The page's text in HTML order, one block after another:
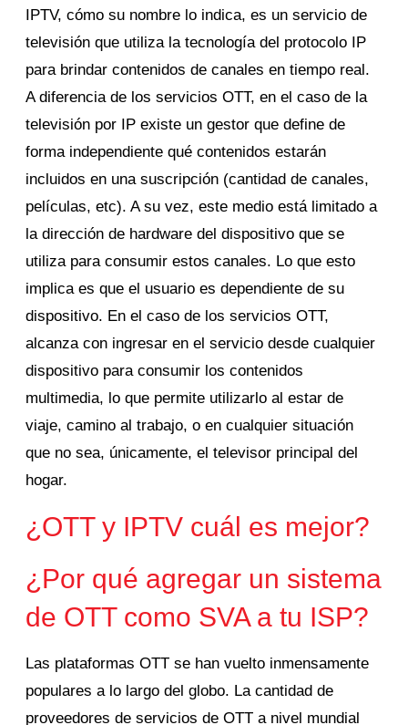
IPTV, cómo su nombre lo indica, es un servicio de
televisión que utiliza la tecnología del protocolo IP
para brindar contenidos de canales en tiempo real.
A diferencia de los servicios OTT, en el caso de la
televisión por IP existe un gestor que define de
forma independiente qué contenidos estarán
incluidos en una suscripción (cantidad de canales,
películas, etc). A su vez, este medio está limitado a
la dirección de hardware del dispositivo que se
utiliza para consumir estos canales. Lo que esto
implica es que el usuario es dependiente de su
dispositivo. En el caso de los servicios OTT,
alcanza con ingresar en el servicio desde cualquier
dispositivo para consumir los contenidos
multimedia, lo que permite utilizarlo al estar de
viaje, camino al trabajo, o en cualquier situación
que no sea, únicamente, el televisor principal del
hogar.
¿OTT y IPTV cuál es mejor?
¿Por qué agregar un sistema
de OTT como SVA a tu ISP?
Las plataformas OTT se han vuelto inmensamente
populares a lo largo del globo. La cantidad de
proveedores de servicios de OTT a nivel mundial